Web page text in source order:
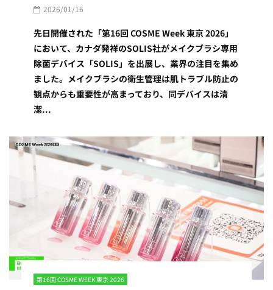
2026/01/16
先日開催された「第16回 COSME Week 東京 2026」
において、カナダ発祥のSOLIS社がメイクブラシ専用
除菌デバイス「SOLIS」を出展し、業界の注目を集め
ました。メイクブラシの衛生管理は肌トラブル防止の
観点からも重要性が高まっており、同デバイスは清
潔...
第16回 COSME WEEK 東京 2026